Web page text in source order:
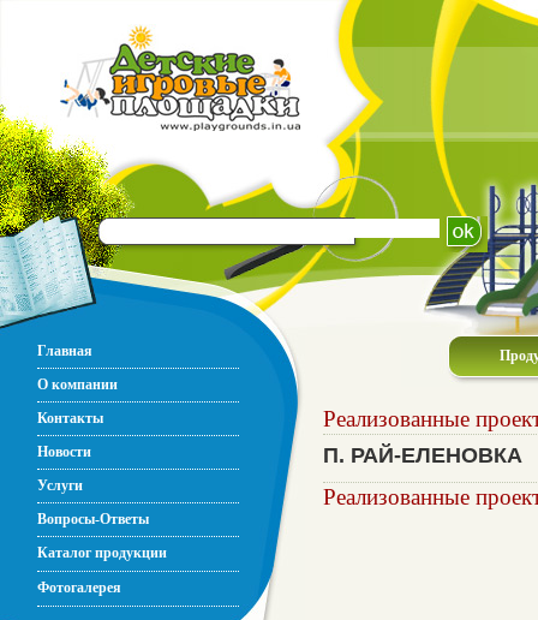
Главная
О компании
Контакты
Новости
Услуги
Вопросы-Ответы
Каталог продукции
Фотогалерея
Реализованные
П. РАЙ-ЕЛЕНОВКА
Реализованные